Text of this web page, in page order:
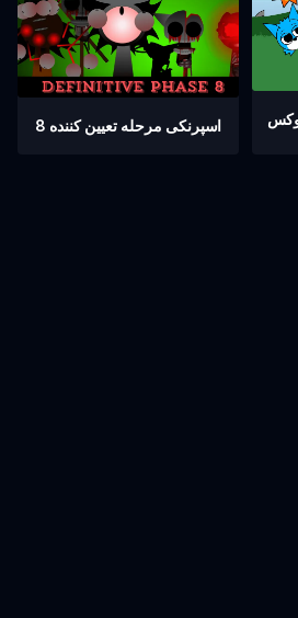
اسپرنکی مرحله تعیین کننده 8